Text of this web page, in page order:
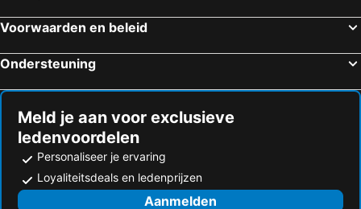
Voorwaarden en beleid
Ondersteuning
Meld je aan voor exclusieve
ledenvoordelen
Personaliseer je ervaring
Loyaliteitsdeals en ledenprijzen
Aanmelden